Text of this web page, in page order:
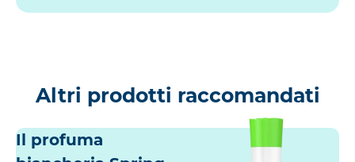
Altri prodotti raccomandati
Il profuma